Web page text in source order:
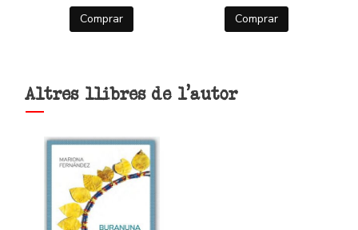
Comprar Comprar
Altres llibres de l'autor